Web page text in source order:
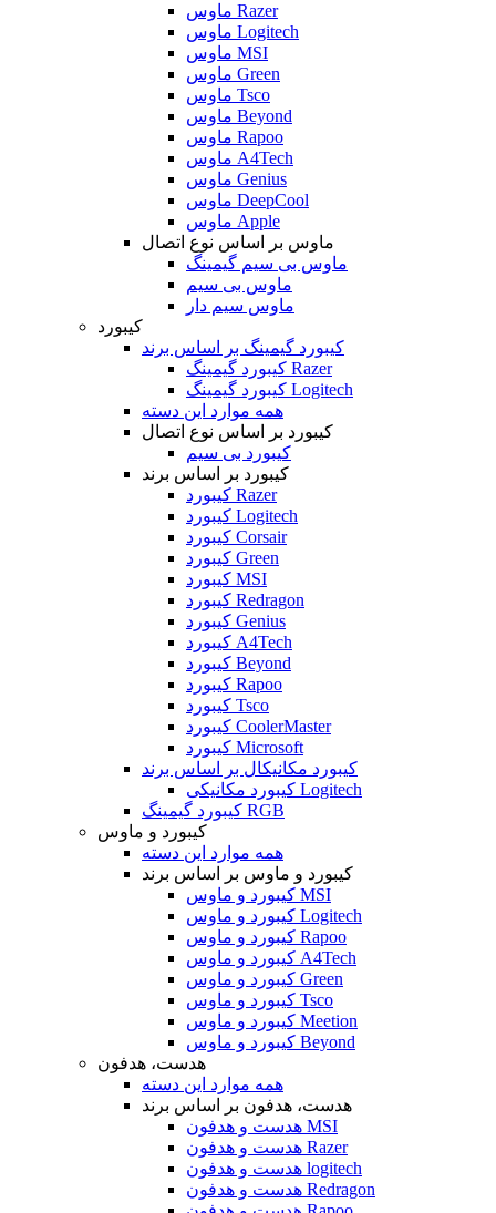
ماوس Razer
ماوس Logitech
ماوس MSI
ماوس Green
ماوس Tsco
ماوس Beyond
ماوس Rapoo
ماوس A4Tech
ماوس Genius
ماوس DeepCool
ماوس Apple
ماوس بر اساس نوع اتصال
ماوس بی سیم گیمینگ
ماوس بی سیم
ماوس سیم دار
کیبورد
کیبورد گیمینگ بر اساس برند
کیبورد گیمینگ Razer
کیبورد گیمینگ Logitech
همه موارد این دسته
کیبورد بر اساس نوع اتصال
کیبورد بی سیم
کیبورد بر اساس برند
کیبورد Razer
کیبورد Logitech
کیبورد Corsair
کیبورد Green
کیبورد MSI
کیبورد Redragon
کیبورد Genius
کیبورد A4Tech
کیبورد Beyond
کیبورد Rapoo
کیبورد Tsco
کیبورد CoolerMaster
کیبورد Microsoft
کیبورد مکانیکال بر اساس برند
کیبورد مکانیکی Logitech
کیبورد گیمینگ RGB
کیبورد و ماوس
همه موارد این دسته
کیبورد و ماوس بر اساس برند
کیبورد و ماوس MSI
کیبورد و ماوس Logitech
کیبورد و ماوس Rapoo
کیبورد و ماوس A4Tech
کیبورد و ماوس Green
کیبورد و ماوس Tsco
کیبورد و ماوس Meetion
کیبورد و ماوس Beyond
هدست، هدفون
همه موارد این دسته
هدست، هدفون بر اساس برند
هدست و هدفون MSI
هدست و هدفون Razer
هدست و هدفون logitech
هدست و هدفون Redragon